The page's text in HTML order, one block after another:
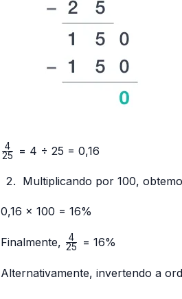
\frac{4}
25
4 = 4 ÷ 25 = 0,16
Multiplicando por 100,
0,16 × 100 = 16%
Finalmente, \frac{4}
25
4 = 16%
Alternativamente, invertendo a